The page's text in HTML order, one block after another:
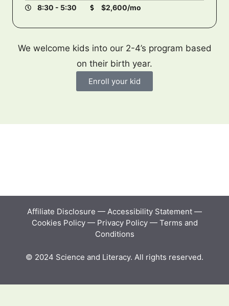
8:30 - 5:30 $2,600/mo
We welcome kids into our 2-4’s program based
on their birth year.
Enroll your kid
Affiliate Disclosure — Accessibility Statement —
Cookies Policy— Privacy Policy— Terms and
Conditions
© 2024 Science and Literacy. All rights reserved.